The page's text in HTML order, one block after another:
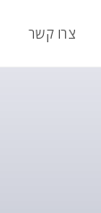
צרו קשר